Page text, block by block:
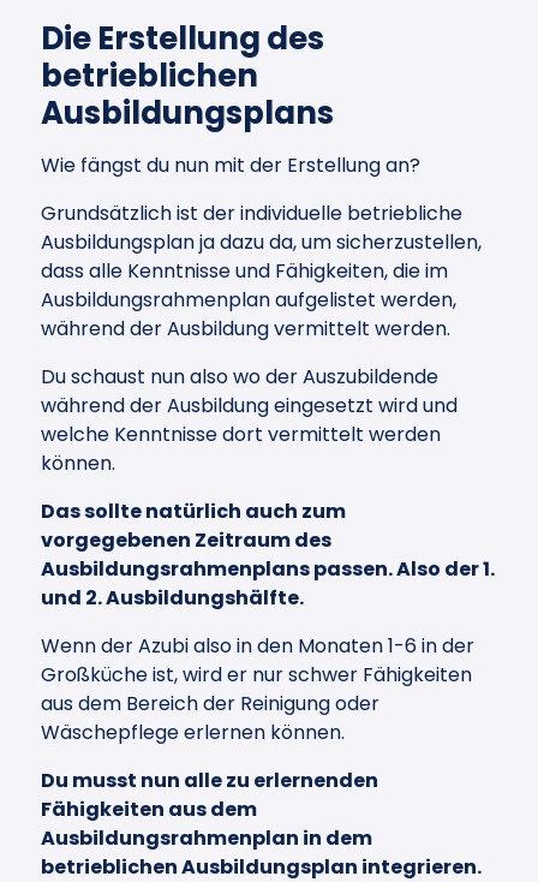
Die Erstellung des
betrieblichen
Ausbildungsplans
Wie fängst du nun mit der Erstellung an?
Grundsätzlich ist der individuelle betriebliche
Ausbildungsplan ja dazu da, um sicherzustellen,
dass alle Kenntnisse und Fähigkeiten, die im
Ausbildungsrahmenplan aufgelistet werden,
während der Ausbildung vermittelt werden.
Du schaust nun also wo der Auszubildende
während der Ausbildung eingesetzt wird und
welche Kenntnisse dort vermittelt werden
können.
Das sollte natürlich auch zum
vorgegebenen Zeitraum des
Ausbildungsrahmenplans passen. Also der 1.
und 2. Ausbildungshälfte.
Wenn der Azubi also in den Monaten 1-6 in der
Großküche ist, wird er nur schwer Fähigkeiten
aus dem Bereich der Reinigung oder
Wäschepflege erlernen können.
Du musst nun alle zu erlernenden
Fähigkeiten aus dem
Ausbildungsrahmenplan in dem
betrieblichen Ausbildungsplan integrieren.